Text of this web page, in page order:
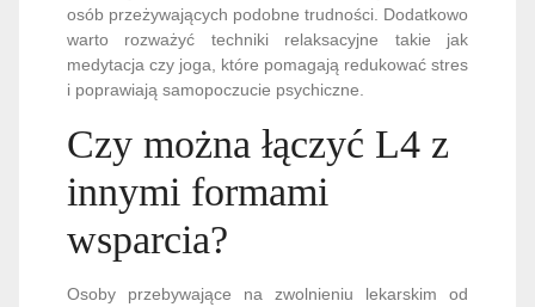
osób przeżywających podobne trudności. Dodatkowo
warto rozważyć techniki relaksacyjne takie jak
medytacja czy joga, które pomagają redukować stres
i poprawiają samopoczucie psychiczne.
Czy można łączyć L4 z
innymi formami
wsparcia?
Osoby przebywające na zwolnieniu lekarskim od